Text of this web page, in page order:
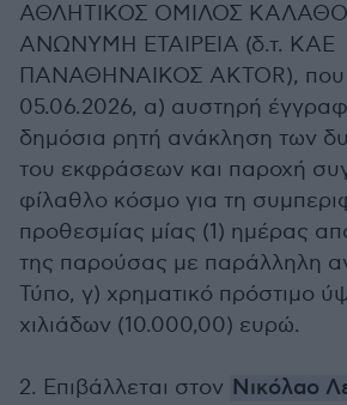
ΑΘΛΗΤΙΚΟΣ ΟΜΙΛΟΣ
ΑΝΩΝΥΜΗ ΕΤΑΙΡΕΙΑ (δ.τ. ΚΑΕ
ΠΑΝΑΘΗΝΑΙΚΟΣ AKTOR), που
05.06.2026, α) αυστηρή
δημόσια ρητή ανάκληση των
του εκφράσεων και παροχή
φίλαθλο κόσμο για τη
προθεσμίας μίας (1) ημέρας
της παρούσας με παράλληλη
Τύπο, γ) χρηματικό πρόστιμο
χιλιάδων (10.000,00) ευρώ.
2. Επιβάλλεται στον Νικόλαο